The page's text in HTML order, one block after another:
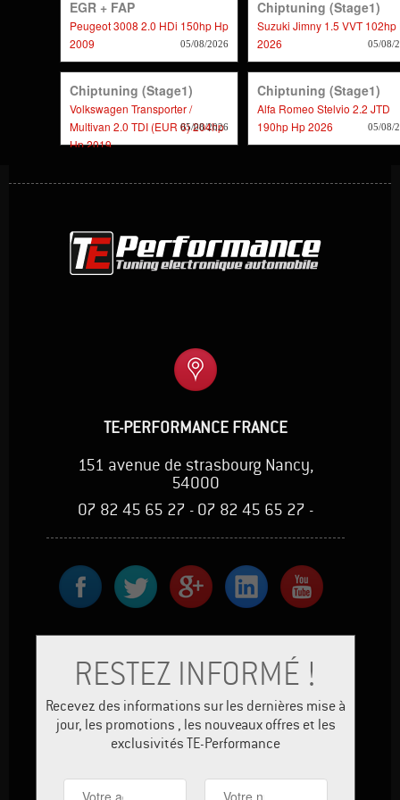
EGR + FAP
Peugeot 3008 2.0 HDi 150hp Hp
2009
05/08/2026
Chiptuning (stage1)
Suzuki Jimny 1.5 VVT 102hp
2026
05/08/
Chiptuning (stage1)
Volkswagen Transporter /
Multivan 2.0 TDI (EUR 6) 204hp
Hp 2019
05/08/2026
Chiptuning (stage1)
Alfa Romeo Stelvio 2.2 JTD
190hp Hp 2026
05/08/
TE-PERFORMANCE FRANCE
151 avenue de strasbourg Nancy,
54000
07 82 45 65 27 - 07 82 45 65 27 -
RESTEZ INFORMÉ !
Recevez des informations sur les dernières mise à
jour, les promotions , les nouveaux offres et les
exclusivités TE-Performance